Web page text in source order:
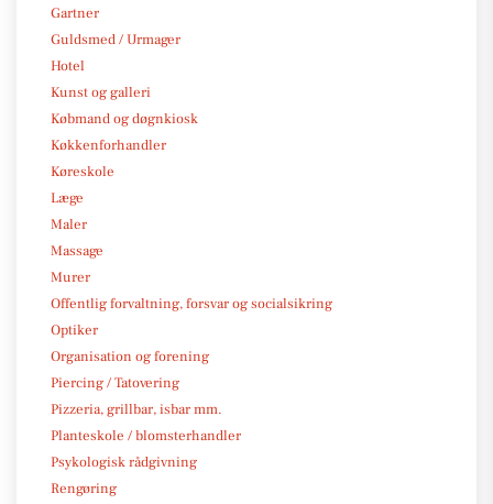
Gartner
Guldsmed / Urmager
Hotel
Kunst og galleri
Købmand og døgnkiosk
Køkkenforhandler
Køreskole
Læge
Maler
Massage
Murer
Offentlig forvaltning, forsvar og socialsikring
Optiker
Organisation og forening
Piercing / Tatovering
Pizzeria, grillbar, isbar mm.
Planteskole / blomsterhandler
Psykologisk rådgivning
Rengøring